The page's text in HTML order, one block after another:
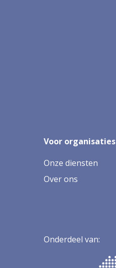
Voor organisaties
Onze diensten
Over ons
Onderdeel van: